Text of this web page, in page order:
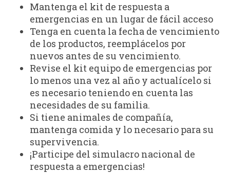
Mantenga el kit de respuesta a
emergencias en un lugar de fácil acceso
Tenga en cuenta la fecha de vencimiento
de los productos, reemplácelos por
nuevos antes de su vencimiento.
Revise el kit equipo de emergencias por
lo menos una vez al año y actualícelo si
es necesario teniendo en cuenta las
necesidades de su familia.
Si tiene animales de compañía,
mantenga comida y lo necesario para su
supervivencia.
¡Participe del simulacro nacional de
respuesta a emergencias!